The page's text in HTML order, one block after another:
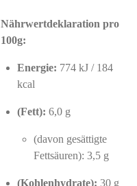
Nährwertdeklaration pro
100g:
Energie: 774 kJ / 184
kcal
(Fett): 6,0 g
(davon gesättigte
Fettsäuren): 3,5 g
(Kohlenhydrate): 30 g